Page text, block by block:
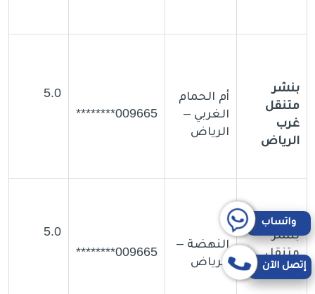
بنشر
متنقل
غرب
الرياض
أم الحمام
الغربي –
الرياض
009665********
5.0
بنشر
متنقل
المطرفي
النهضة –
الرياض
009665********
5.0
إتصل الآن
واتساب